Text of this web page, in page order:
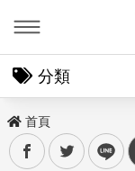
分類
首頁
facebooktwitter line